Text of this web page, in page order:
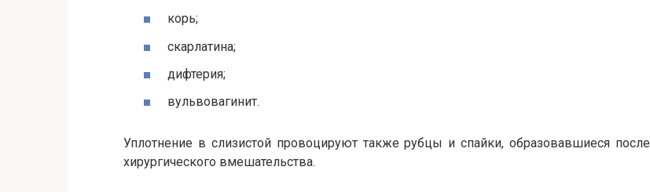
корь;
скарлатина;
дифтерия;
вульвовагинит.
Уплотнение в слизистой провоцируют также рубцы и спайки, образовавшиеся после
хирургического вмешательства.